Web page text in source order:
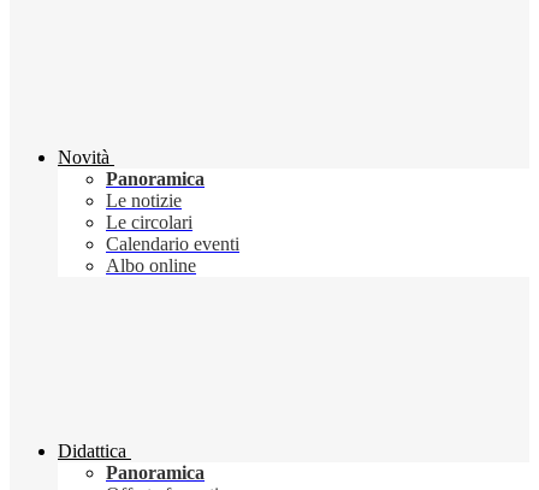
Novità
Panoramica
Le notizie
Le circolari
Calendario eventi
Albo online
Didattica
Panoramica